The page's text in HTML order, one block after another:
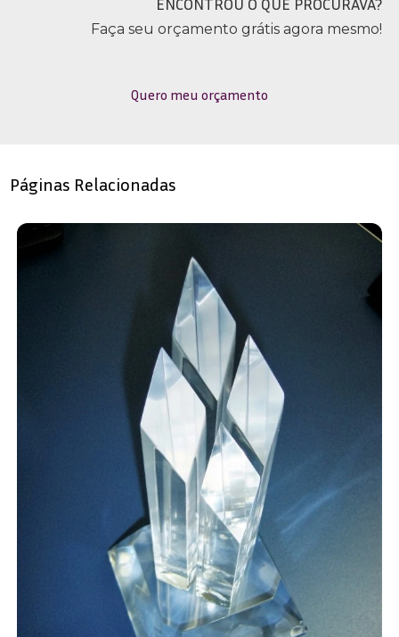
Faça seu orçamento grátis agora mesmo!
Quero meu orçamento
Páginas Relacionadas